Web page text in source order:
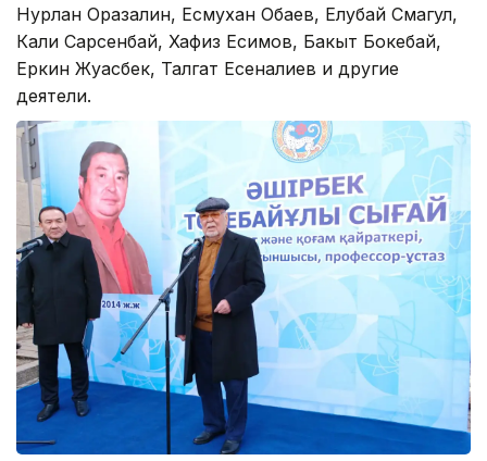
Нурлан Оразалин, Есмухан Обаев, Елубай Смагул,
Кали Сарсенбай, Хафиз Есимов, Бакыт Бокебай,
Еркин Жуасбек, Талгат Есеналиев и другие
деятели.